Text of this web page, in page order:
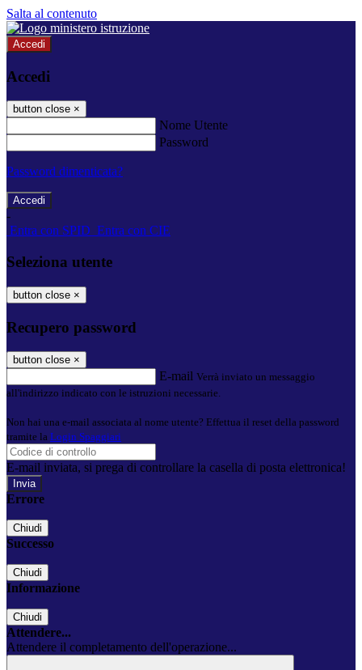
Salta al contenuto
Accedi
Accedi
button close ×
Nome Utente
Password
Password dimenticata?
-
Entra con SPID Entra con CIE
Seleziona utente
button close ×
Recupero password
button close ×
E-mail Verrà inviato un messaggio
all'indirizzo indicato con le istruzioni necessarie.
Non hai una e-mail associata al nome utente? Effettua il reset della password
tramite la Login Spaggiari
E-mail inviata, si prega di controllare la casella di posta elettronica!
Errore
Chiudi
Successo
Chiudi
Informazione
Chiudi
Attendere...
Attendere il completamento dell'operazione...